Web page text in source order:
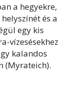
a hegyekre,
és a
egy kis
vízesésekhez
kalandos
(Myrateich).